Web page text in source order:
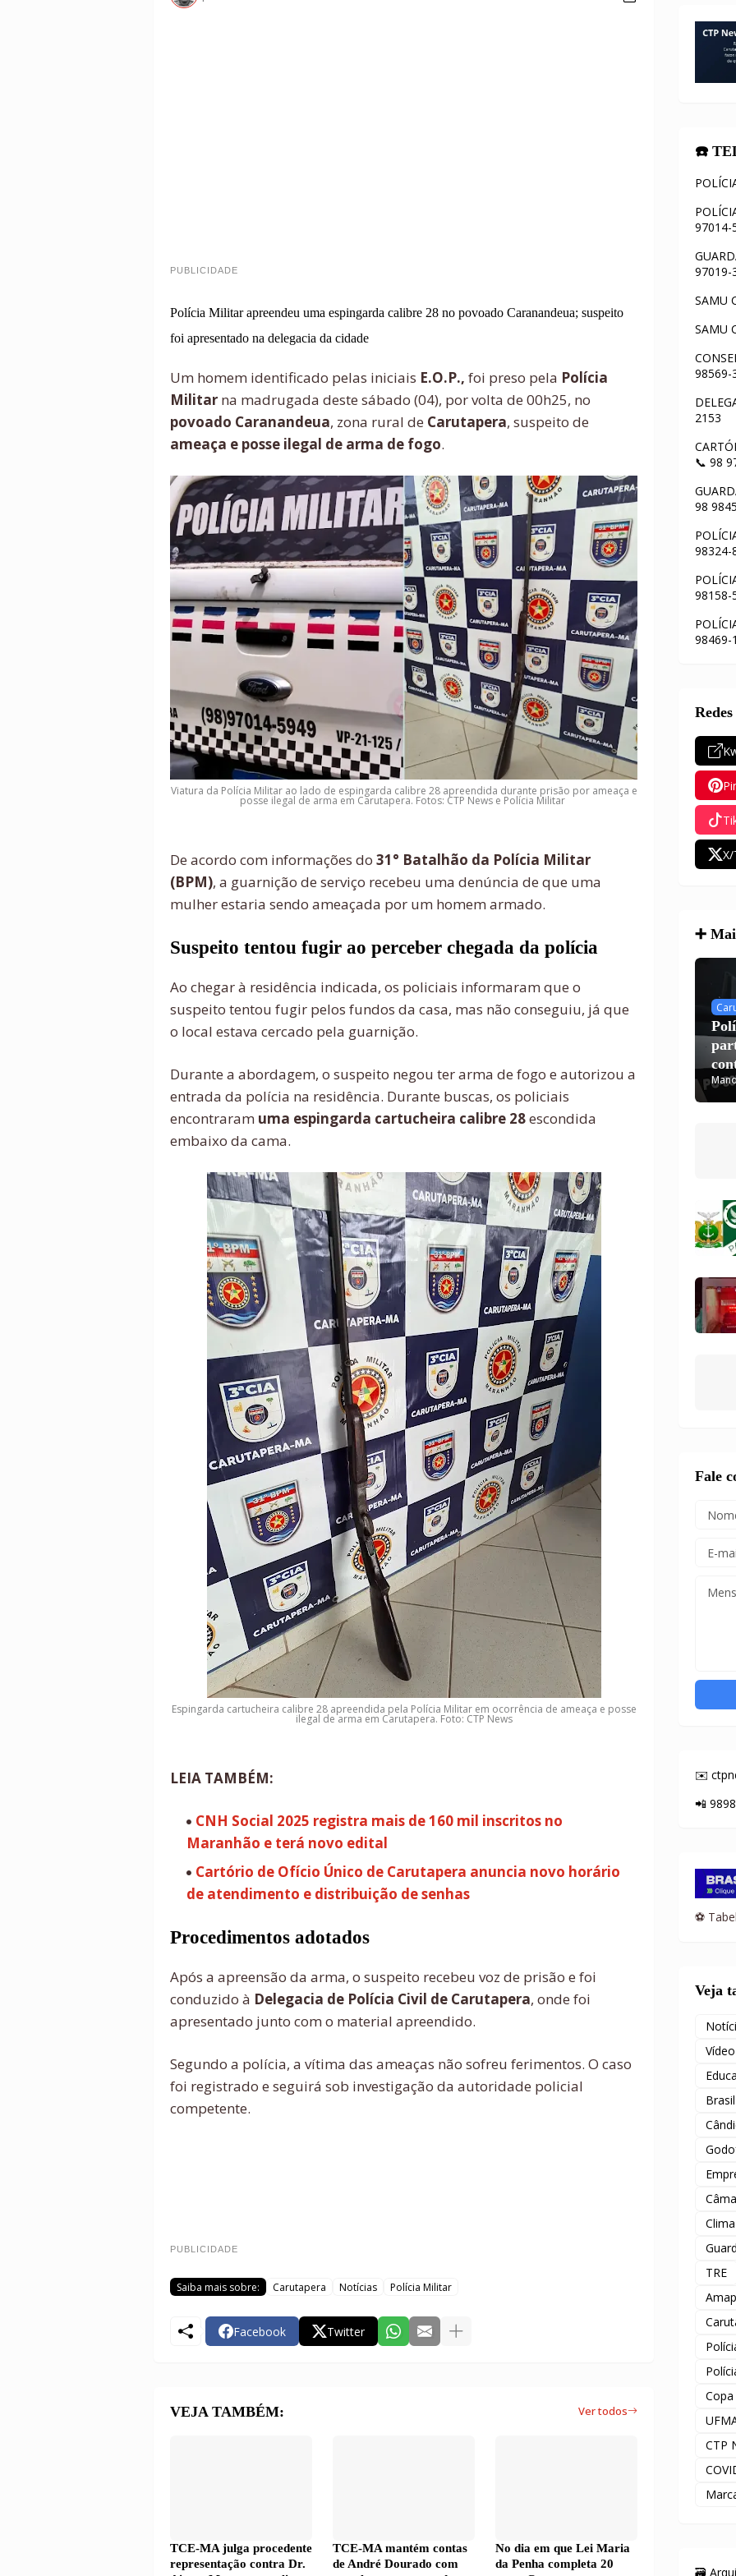
PUBLICIDADE
Polícia Militar apreendeu uma espingarda calibre 28 no povoado Caranandeua; suspeito
foi apresentado na delegacia da cidade
Um homem identificado pelas iniciais E.O.P., foi preso pela Polícia
Militar na madrugada deste sábado (04), por volta de 00h25, no
povoado Caranandeua, zona rural de Carutapera, suspeito de
ameaça e posse ilegal de arma de fogo.
Viatura da Polícia Militar ao lado de espingarda calibre 28 apreendida durante prisão por ameaça e
posse ilegal de arma em Carutapera. Fotos: CTP News e Polícia Militar
De acordo com informações do 31° Batalhão da Polícia Militar
(BPM), a guarnição de serviço recebeu uma denúncia de que uma
mulher estaria sendo ameaçada por um homem armado.
Suspeito tentou fugir ao perceber chegada da polícia
Ao chegar à residência indicada, os policiais informaram que o
suspeito tentou fugir pelos fundos da casa, mas não conseguiu, já que
o local estava cercado pela guarnição.
Durante a abordagem, o suspeito negou ter arma de fogo e autorizou a
entrada da polícia na residência. Durante buscas, os policiais
encontraram uma espingarda cartucheira calibre 28escondida
embaixo da cama.
Espingarda cartucheira calibre 28 apreendida pela Polícia Militar em ocorrência de ameaça e posse
ilegal de arma em Carutapera. Foto: CTP News
LEIA TAMBÉM:
CNH Social 2025 registra mais de 160 mil inscritos no
Maranhão e terá novo edital
Cartório de Ofício Único de Carutapera anuncia novo horário
de atendimento e distribuição de senhas
Procedimentos adotados
Após a apreensão da arma, o suspeito recebeu voz de prisão e foi
conduzido à Delegacia de Polícia Civil de Carutapera, onde foi
apresentado junto com o material apreendido.
Segundo a polícia, a vítima das ameaças não sofreu ferimentos. O caso
foi registrado e seguirá sob investigação da autoridade policial
competente.
PUBLICIDADE
Saiba mais sobre: Carutapera Notícias Polícia Militar
Facebook Twitter
VEJA TAMBÉM: Ver todos
TCE-MA julga procedente
representação contra Dr.
TCE-MA mantém contas
de André Dourado com
No dia em que Lei Maria
da Penha completa 20
☎️
97014-
97019-
SAMU
SAMU
98569-
2153
📞 98
98
98324-
98158-
98469-
➕
Fale
✉️
📲
⚽
Veja
Vídeo
Brasil
Clima
TRE
Copa
CTP
🗃️